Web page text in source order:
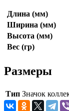
Длина (мм)
Ширина (мм)
Высота (мм)
Вес (гр)
Размеры
Тип Значок